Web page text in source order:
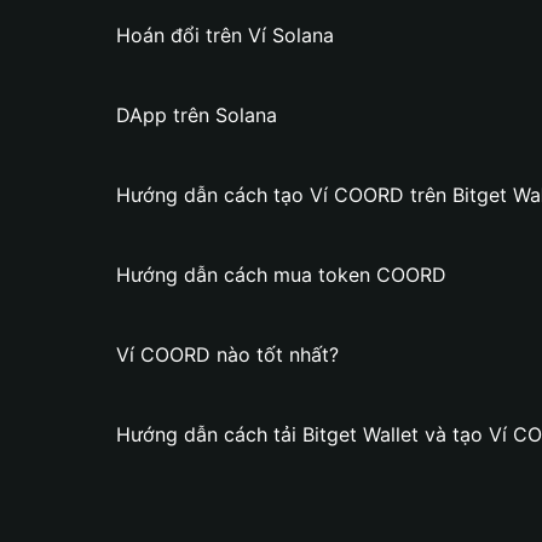
Hoán đổi trên Ví Solana
DApp trên Solana
Hướng dẫn cách tạo Ví COORD trên Bitget
Hướng dẫn cách mua token COORD
Ví COORD nào tốt nhất?
Hướng dẫn cách tải Bitget Wallet và tạo Ví